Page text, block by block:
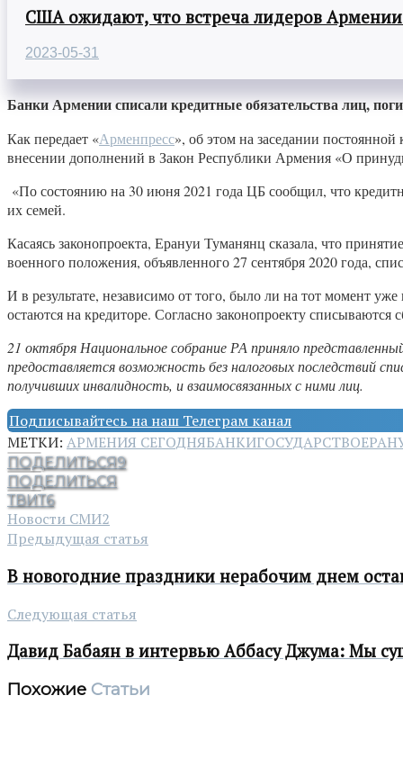
США ожидают, что встреча лидеров
2023-05-31
Банки Армении списали кредитные обязательства лиц,
Как передает «Арменпресс», об этом на заседании
внесении дополнений в Закон Республики Армения «О
«По состоянию на 30 июня 2021 года ЦБ сообщил, что
их семей.
Касаясь законопроекта, Ерануи Туманянц сказала, что
военного положения, объявленного 27 сентября 2020 года,
И в результате, независимо от того, было ли на тот момент
остаются на кредиторе. Согласно законопроекту
21 октября Национальное собрание РА приняло
предоставляется возможность без налоговых последствий
получивших инвалидность, и взаимосвязанных с ними лиц.
Подписывайтесь на наш Телеграм канал
МЕТКИ: АРМЕНИЯ СЕГОДНЯБАНКИГОСУДАРСТВО
ПОДЕЛИТЬСЯ9
ПОДЕЛИТЬСЯ
ТВИТ6
Новости СМИ2
Предыдущая статья
В новогодние праздники нерабочим днем
Следующая статья
Давид Бабаян в интервью Аббасу Джума: Мы
Похожие Статьи